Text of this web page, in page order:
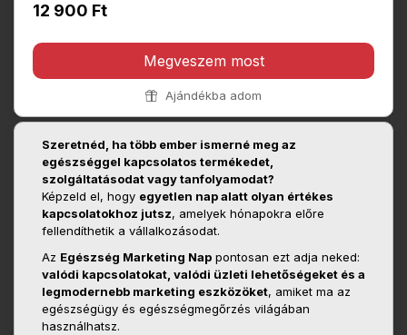
12 900 Ft
Megveszem most
Ajándékba adom
Szeretnéd, ha több ember ismerné meg az
egészséggel kapcsolatos termékedet,
szolgáltatásodat vagy tanfolyamodat?
Képzeld el, hogy egyetlen nap alatt olyan értékes
kapcsolatokhoz jutsz, amelyek hónapokra előre
fellendíthetik a vállalkozásodat.
Az Egészség Marketing Nap pontosan ezt adja neked:
valódi kapcsolatokat, valódi üzleti lehetőségeket és a
legmodernebb marketing eszközöket, amiket ma az
egészségügy és egészségmegőrzés világában
használhatsz.